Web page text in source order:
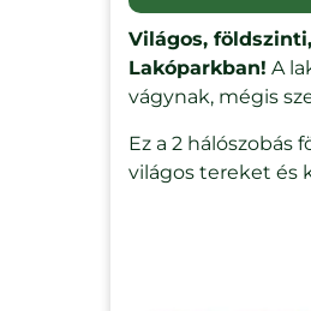
Világos,
Lakóparkban! A
vágynak, mégis
Ez a 2 hálószobás
világos tereket és